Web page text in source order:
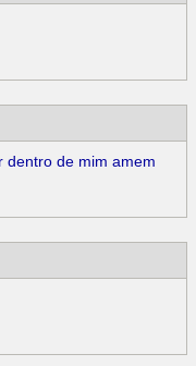
dentro de mim amem